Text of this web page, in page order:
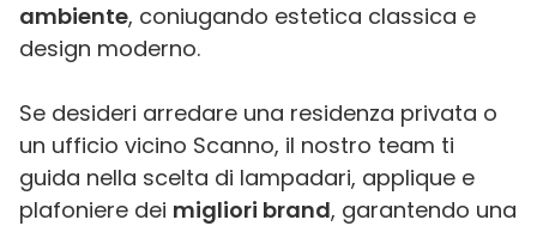
ambiente, coniugando estetica classica e
design moderno.
Se desideri arredare una residenza privata o
un ufficio vicino Scanno, il nostro team ti
guida nella scelta di lampadari, applique e
plafoniere dei migliori brand, garantendo una